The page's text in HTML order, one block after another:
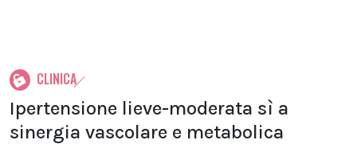
CLINICA
Ipertensione lieve-moderata sì a
sinergia vascolare e metabolica